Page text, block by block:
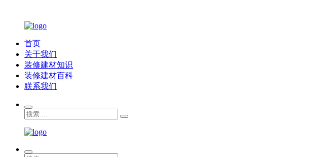
首页
关于我们
装修建材知识
装修建材百科
联系我们